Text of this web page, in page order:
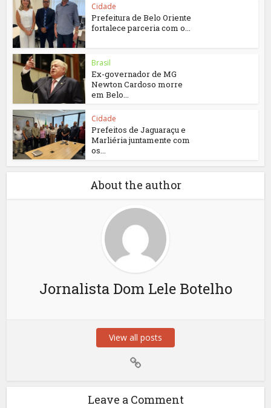
Cidade
Prefeitura de Belo Oriente
fortalece parceria com o...
Brasil
Ex-governador de MG
Newton Cardoso morre
em Belo...
Cidade
Prefeitos de Jaguaraçu e
Marliéria juntamente com
os...
About the author
Jornalista Dom Lele Botelho
View all posts
Leave a Comment